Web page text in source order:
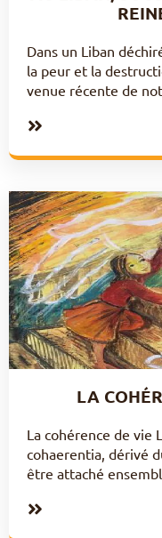
Dans un Liban
la peur et la
venue récente de
LA
La cohérence de vie
cohaerentia, dérivé
être attaché